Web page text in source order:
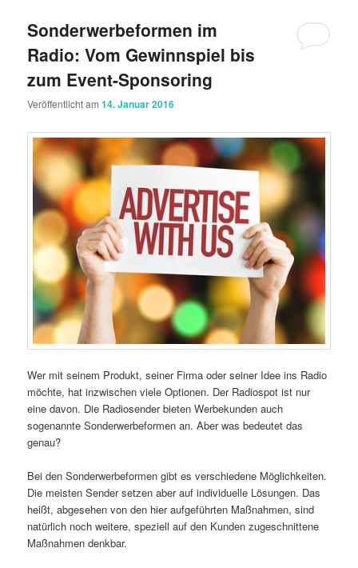
Sonderwerbeformen im
Radio: Vom Gewinnspiel bis
zum Event-Sponsoring
Veröffentlicht am14. Januar 2016
Wer mit seinem Produkt, seiner Firma oder seiner Idee ins Radio
möchte, hat inzwischen viele Optionen. Der Radiospot ist nur
eine davon. Die Radiosender bieten Werbekunden auch
sogenannte Sonderwerbeformen an. Aber was bedeutet das
genau?
Bei den Sonderwerbeformen gibt es verschiedene Möglichkeiten.
Die meisten Sender setzen aber auf individuelle Lösungen. Das
heißt, abgesehen von den hier aufgeführten Maßnahmen, sind
natürlich noch weitere, speziell auf den Kunden zugeschnittene
Maßnahmen denkbar.